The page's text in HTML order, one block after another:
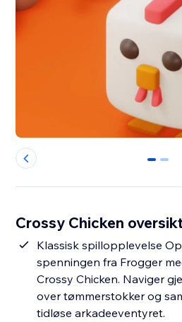
0 1
Crossy Chicken
Klassisk spillopplevelse
spenningen fra Frogger
Crossy Chicken. Naviger
over tømmerstokker og
tidløse arkadeeventyret.